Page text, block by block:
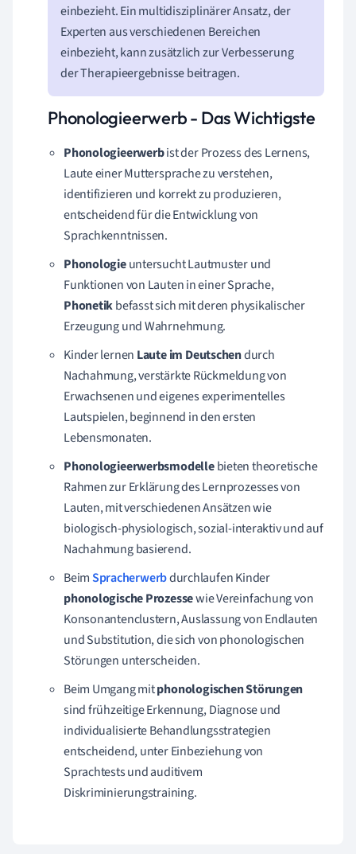
einbezieht. Ein multidisziplinärer Ansatz, der
Experten aus verschiedenen Bereichen
einbezieht, kann zusätzlich zur Verbesserung
der Therapieergebnisse beitragen.
Phonologieerwerb - Das Wichtigste
Phonologieerwerbist der Prozess des Lernens,
Laute einer Muttersprache zu verstehen,
identifizieren und korrekt zu produzieren,
entscheidend für die Entwicklung von
Sprachkenntnissen.
Phonologieuntersucht Lautmuster und
Funktionen von Lauten in einer Sprache,
Phonetikbefasst sich mit deren physikalischer
Erzeugung und Wahrnehmung.
Kinder lernen Laute im Deutschendurch
Nachahmung, verstärkte Rückmeldung von
Erwachsenen und eigenes experimentelles
Lautspielen, beginnend in den ersten
Lebensmonaten.
Phonologieerwerbsmodellebieten theoretische
Rahmen zur Erklärung des Lernprozesses von
Lauten, mit verschiedenen Ansätzen wie
biologisch-physiologisch, sozial-interaktiv und auf
Nachahmung basierend.
BeimSpracherwerbdurchlaufen Kinder
phonologische Prozessewie Vereinfachung von
Konsonantenclustern, Auslassung von Endlauten
und Substitution, die sich von phonologischen
Störungen unterscheiden.
Beim Umgang mitphonologischen Störungen
sind frühzeitige Erkennung, Diagnose und
individualisierte Behandlungsstrategien
entscheidend, unter Einbeziehung von
Sprachtests und auditivem
Diskriminierungstraining.